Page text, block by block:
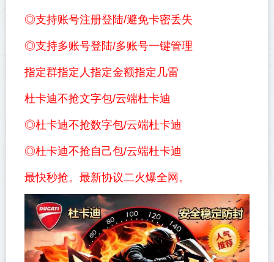
◎支持账号注册登陆/避免卡密丢失
◎支持多账号登陆/多账号一键管理
指定群指定人指定金额指定几雷
杜卡迪不抢文字包/云端杜卡迪
◎杜卡迪不抢数字包/云端杜卡迪
◎杜卡迪不抢自己包/云端杜卡迪
最快秒抢。最新协议二火爆全网。